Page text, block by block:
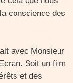
conscience des
avec Monsieur
Soit un film
et des